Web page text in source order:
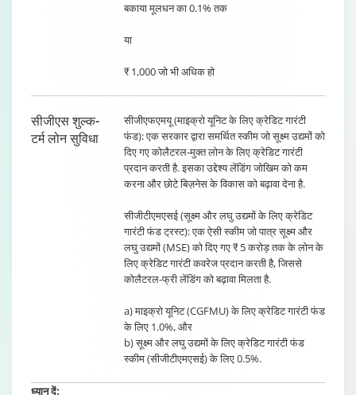
बकाया मूलधन का 0.1% तक
या
₹ 1,000 जो भी अधिक हो
सीजीएस शुल्क-
टर्म लोन सुविधा
सीजीएफएमयू (माइक्रो यूनिट के लिए क्रेडिट गारंटी
फंड): एक सरकार द्वारा समर्थित स्कीम जो सूक्ष्म उद्यमों को
दिए गए कोलैटरल-मुक्त लोन के लिए क्रेडिट गारंटी
प्रदान करती है. इसका उद्देश्य लेंडिंग जोखिम को कम
करना और छोटे बिज़नेस के विकास को बढ़ावा देना है.
सीजीटीएमएसई (सूक्ष्म और लघु उद्यमों के लिए क्रेडिट
गारंटी फंड ट्रस्ट): एक ऐसी स्कीम जो पात्र सूक्ष्म और
लघु उद्यमों (MSE) को दिए गए ₹ 5 करोड़ तक के लोन के
लिए क्रेडिट गारंटी कवरेज प्रदान करती है, जिससे
कोलैटरल-फ्री लेंडिंग को बढ़ावा मिलता है.
a) माइक्रो यूनिट (CGFMU) के लिए क्रेडिट गारंटी फंड
के लिए 1.0%, और
b) सूक्ष्म और लघु उद्यमों के लिए क्रेडिट गारंटी फंड
स्कीम (सीजीटीएमएसई) के लिए 0.5%.
ध्यान दें: